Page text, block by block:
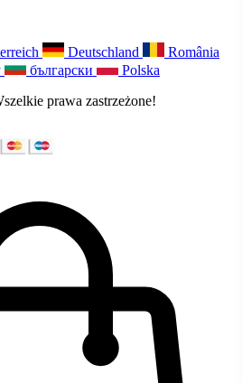
Deutschland
România
български
Polska
prawa zastrzeżone!